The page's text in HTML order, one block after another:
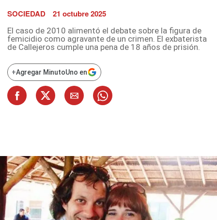
SOCIEDAD 21 octubre 2025
El caso de 2010 alimentó el debate sobre la figura de
femicidio como agravante de un crimen. El exbaterista
de Callejeros cumple una pena de 18 años de prisión.
+Agregar MinutoUno en